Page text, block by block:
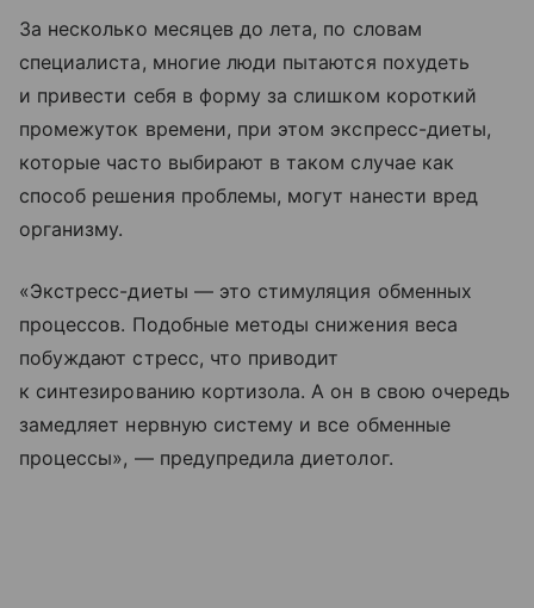
За несколько месяцев до лета, по словам
специалиста, многие люди пытаются похудеть
и привести себя в форму за слишком короткий
промежуток времени, при этом экспресс-диеты,
которые часто выбирают в таком случае как
способ решения проблемы, могут нанести вред
организму.
«Экстресс-диеты — это стимуляция обменных
процессов. Подобные методы снижения веса
побуждают стресс, что приводит
к синтезированию кортизола. А он в свою очередь
замедляет нервную систему и все обменные
процессы», — предупредила диетолог.